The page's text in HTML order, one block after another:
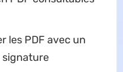
les PDF avec un
signature